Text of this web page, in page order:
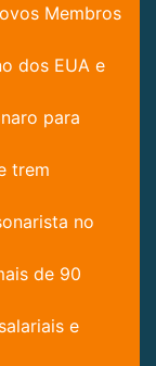
Membros
dos EUA e
para
trem
no
de 90
e